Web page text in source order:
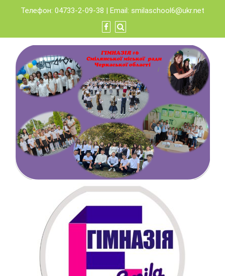
content
Телефон: 04733-2-09-38 | Email: smilaschool6@ukr.net